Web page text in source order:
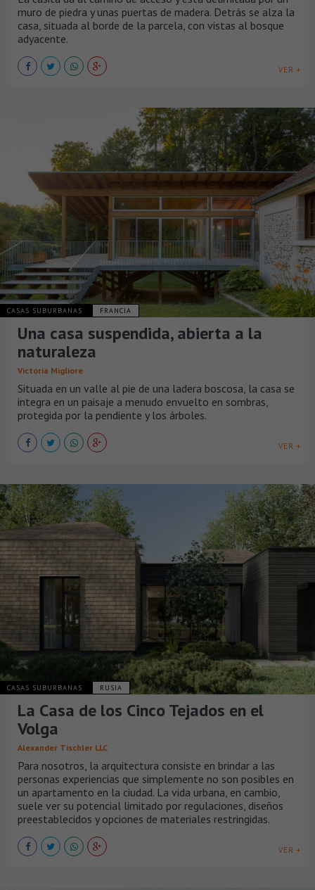
muro de piedra y unas puertas de madera. Detrás se alza la
casa, situada al borde de la parcela, con vistas al bosque
adyacente.
VER +
CASAS SUBURBANAS FRANCIA
Una casa suspendida, abierta a la
naturaleza
Victoria Migliore
Situada en un valle al pie de una ladera boscosa, la casa se
integra en un paisaje a menudo envuelto en sombras,
protegida por la pendiente y los árboles.
VER +
CASAS SUBURBANAS RUSIA
La Casa de los Cinco Tejados en el
Volga
Alexander Tischler LLC
Para nosotros, la arquitectura consiste en brindar a las
personas experiencias que simplemente no son posibles en
un apartamento en la ciudad. La vida urbana, en cambio,
suele ver su potencial limitado por regulaciones, diseños
preestablecidos y opciones de materiales restringidas.
VER +